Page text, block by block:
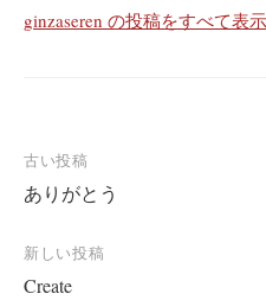
ginzaseren の投稿をすべて表示
投
稿
ナ
ビ
古い投稿
ありがとう
新しい投稿
Create